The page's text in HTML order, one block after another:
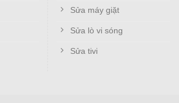
Sửa máy giặt
Sửa lò vi sóng
Sửa tivi